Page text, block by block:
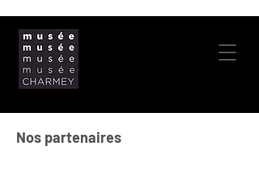
Nos partenaires